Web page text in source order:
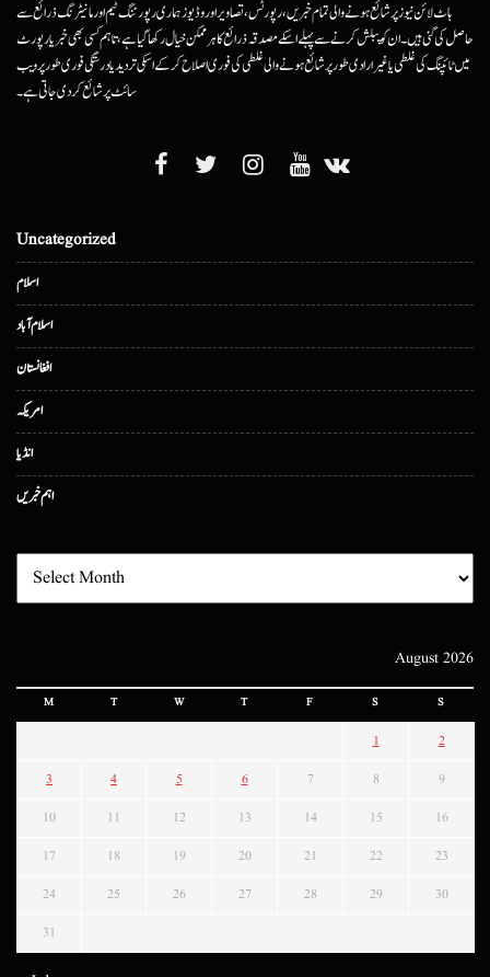
ہاٹ لائن نیوز پر شائع ہونے والی تمام خبریں، رپورٹس، تصاویر اور وڈیوز ہماری رپورٹنگ ٹیم اور مانیٹرنگ ذرائع سے
حاصل کی گئی ہیں۔ ان کو پبلش کرنے سے پہلے اسکے مصدقہ ذرائع کا ہرممکن خیال رکھا گیا ہے، تاہم کسی بھی خبر یا رپورٹ
میں ٹائپنگ کی غلطی یا غیرارادی طور پر شائع ہونے والی غلطی کی فوری اصلاح کرکے اسکی تردید یا درستگی فوری طور پر ویب
سائٹ پر شائع کردی جاتی ہے۔
Uncategorized
اسلام
اسلام آباد
افغانستان
امریکہ
انڈیا
اہم خبریں
August 2026
M T W T F S S
1 2
3 4 5 6 7 8 9
10 11 12 13 14 15 16
17 18 19 20 21 22 23
24 25 26 27 28 29 30
31